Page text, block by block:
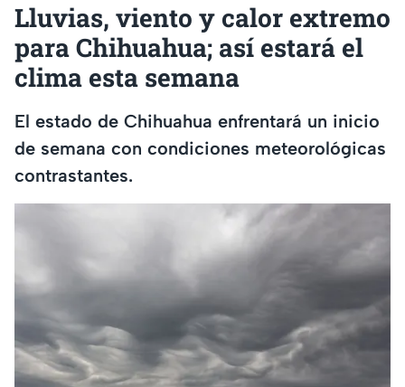
Lluvias, viento y calor extremo
para Chihuahua; así estará el
clima esta semana
El estado de Chihuahua enfrentará un inicio
de semana con condiciones meteorológicas
contrastantes.